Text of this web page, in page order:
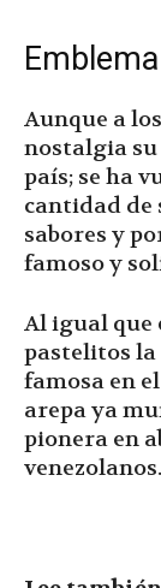
Aunque a
nostalgia su
país; se ha
cantidad de
sabores y
famoso y
Al igual que
pastelitos la
famosa en
arepa ya
pionera en
venezolanos.